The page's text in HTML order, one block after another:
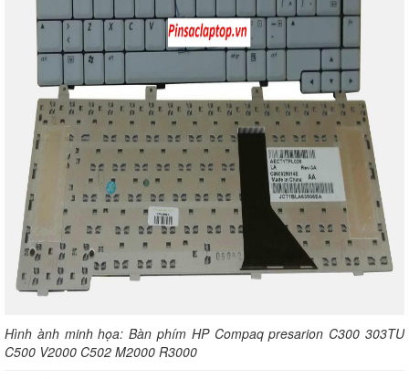
Hình ành minh họa: Bàn phím HP Compaq presarion C300 303TU
C500 V2000 C502 M2000 R3000